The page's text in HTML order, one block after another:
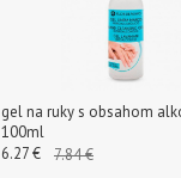
gel na ruky s obsahom
100ml
6.27 € 7.84 €